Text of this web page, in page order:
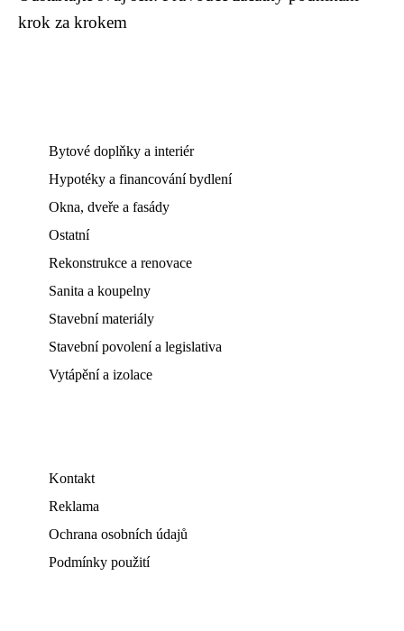
krok za krokem
Bytové doplňky a interiér
Hypotéky a financování bydlení
Okna, dveře a fasády
Ostatní
Rekonstrukce a renovace
Sanita a koupelny
Stavební materiály
Stavební povolení a legislativa
Vytápění a izolace
Kontakt
Reklama
Ochrana osobních údajů
Podmínky použití